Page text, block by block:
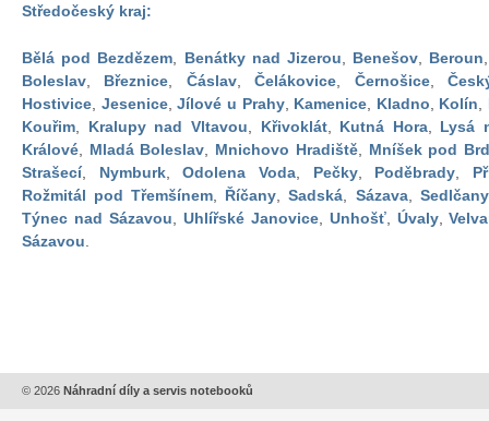
Středočeský kraj:
Bělá pod Bezdězem Benátky nad Jizerou Benešov Beroun
Boleslav
Březnice Čáslav,Čelákovice Černošice,
Hostivice Jesenice,Jílové u Prahy, Kamenice Kladno Kolín
Kouřim
Kralupy nad Vltavou Křivoklát, Kutná Hora, Lysá
Králové
Mladá Boleslav Mnichovo Hradiště, Mníšek pod
Strašecí, Nymburk,Odolena Voda, Pečky, Poděbrady
Rožmitál pod Třemšínem
Říčany ,Sadská Sázava, Sedlčany
Týnec nad Sázavou
Uhlířské Janovice, Unhošť, Úvaly,
Sázavou
© 2026 Náhradní díly a servis notebooků